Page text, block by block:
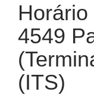
4549
(ITS)